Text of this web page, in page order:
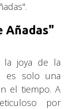
Añadas"
la joya de la
es solo una
el tiempo. A
por